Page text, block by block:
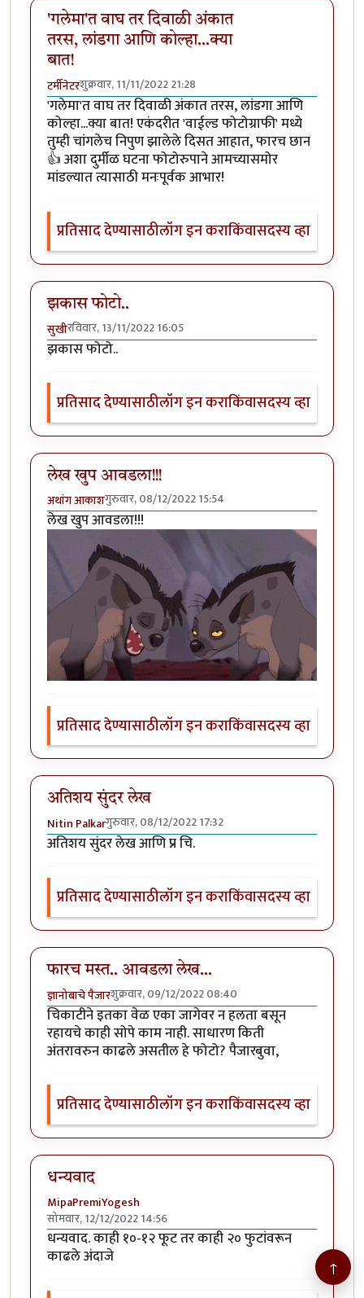
'गलेमा'त वाघ तर दिवाळी अंकात
तरस, लांडगा आणि कोल्हा...क्या
बात!
टर्मीनेटरशुक्रवार, 11/11/2022 21:28
'गलेमा'त वाघ तर दिवाळी अंकात तरस, लांडगा आणि
कोल्हा...क्या बात! एकंदरीत 'वाईल्ड फोटोग्राफी' मध्ये
तुम्ही चांगलेच निपुण झालेले दिसत आहात, फारच छान
👍 अशा दुर्मीळ घटना फोटोरुपाने आमच्यासमोर
मांडल्यात त्यासाठी मनःपूर्वक आभार!
प्रतिसाद देण्यासाठीलॉग इन कराकिंवासदस्य व्हा
झकास फोटो..
सुखीरविवार, 13/11/2022 16:05
झकास फोटो..
प्रतिसाद देण्यासाठीलॉग इन कराकिंवासदस्य व्हा
लेख खुप आवडला!!!
अथांग आकाशगुरुवार, 08/12/2022 15:54
लेख खुप आवडला!!!
प्रतिसाद देण्यासाठीलॉग इन कराकिंवासदस्य व्हा
अतिशय सुंदर लेख
Nitin Palkarगुरुवार, 08/12/2022 17:32
अतिशय सुंदर लेख आणि प्र चि.
प्रतिसाद देण्यासाठीलॉग इन कराकिंवासदस्य व्हा
फारच मस्त.. आवडला लेख...
ज्ञानोबाचे पैजारशुक्रवार, 09/12/2022 08:40
चिकाटीने इतका वेळ एका जागेवर न हलता बसून
रहायचे काही सोपे काम नाही. साधारण किती
अंतरावरुन काढले असतील हे फोटो? पैजारबुवा,
प्रतिसाद देण्यासाठीलॉग इन कराकिंवासदस्य व्हा
धन्यवाद
MipaPremiYogesh
सोमवार, 12/12/2022 14:56
धन्यवाद. काही १०-१२ फूट तर काही २० फुटांवरून
काढले अंदाजे ↑